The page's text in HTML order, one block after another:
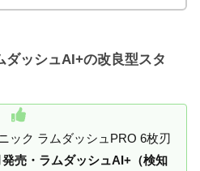
ダッシュAI+の改良型スタ
ック ラムダッシュPRO 6枚刃
発売・ラムダッシュAI+（検知